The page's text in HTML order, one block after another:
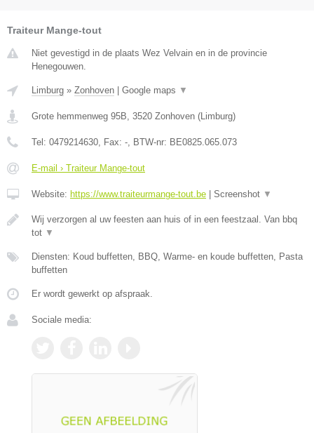
Traiteur Mange-tout
Niet gevestigd in de plaats Wez Velvain en in de provincie
Henegouwen.
Limburg » Zonhoven Google maps ▼
Grote hemmenweg 95B, 3520 Zonhoven (Limburg)
Tel: 0479214630, Fax: -, BTW-nr: BE0825.065.073
E-mail › Traiteur Mange-tout
Website: https://www.traiteurmange-tout.be Screenshot ▼
Wij verzorgen al uw feesten aan huis of in een feestzaal. Van bbq
tot ▼
Diensten: Koud buffetten, BBQ, Warme- en koude buffetten, Pasta
buffetten
Er wordt gewerkt op afspraak.
Sociale media: